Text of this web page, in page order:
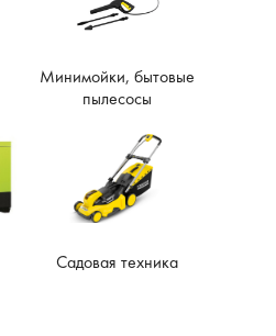
Минимойки, бытовые
пылесосы
Садовая техника